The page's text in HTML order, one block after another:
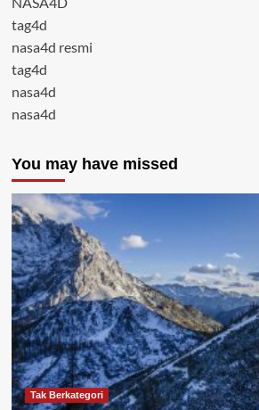
tag4d
nasa4d resmi
tag4d
nasa4d
nasa4d
You may have missed
Tak Berkategori